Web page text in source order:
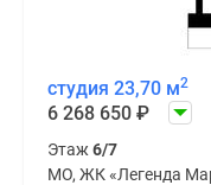
студия 23,70 м2
6 268 650 ₽
Этаж 6/7
МО, ЖК «Легенда